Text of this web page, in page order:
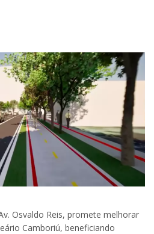
Osvaldo Reis, promete melhorar
Camboriú, beneficiando